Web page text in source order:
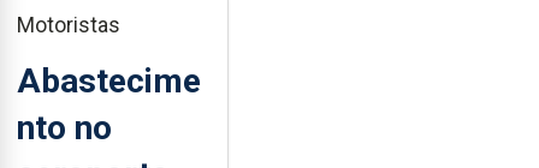
Motoristas
Abastecime
nto no